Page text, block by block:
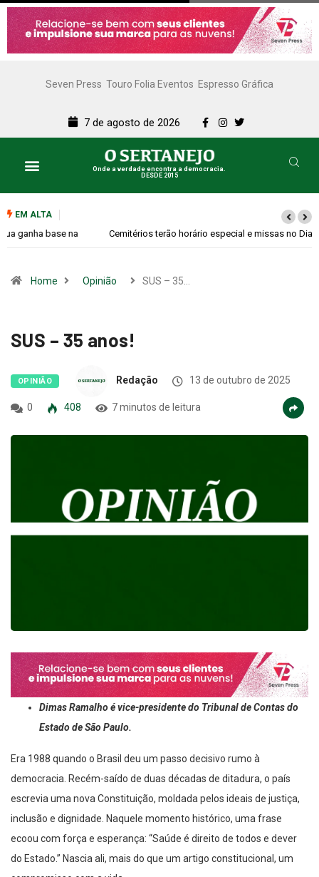
Seven Press Touro Folia Eventos Espresso Gráfica
7 de agosto de 2026
Onde a verdade encontra a democracia.
DESDE 2015
EM ALTA Cemitérios terão horário especial e missas no Dia dos Pais
0 7 minutos de leitura
Dimas Ramalho é vice-presidente do Tribunal de Contas do
Estado de São Paulo.
democracia. Recém-saído de duas décadas de ditadura, o país
escrevia uma nova Constituição, moldada pelos ideais de justiça,
inclusão e dignidade. Naquele momento histórico, uma frase
ecoou com força e esperança: “Saúde é direito de todos e dever
do Estado.” Nascia ali, mais do que um artigo constitucional, um
compromisso com a vida.